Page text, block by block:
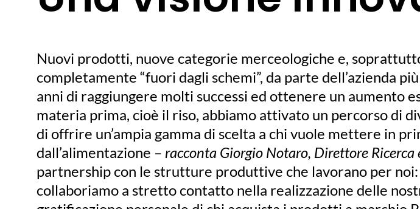
Nuovi prodotti, nuove categorie merceologiche e,
completamente “fuori dagli schemi”, da parte dell’azienda
anni di raggiungere molti successi ed ottenere un aumento
materia prima, cioè il riso, abbiamo attivato un percorso di
di offrire un’ampia gamma di scelta a chi vuole mettere in
dall’alimentazione – racconta Giorgio Notaro, Direttore Ricerca
partnership con le strutture produttive che lavorano per
collaboriamo a stretto contatto nella realizzazione delle